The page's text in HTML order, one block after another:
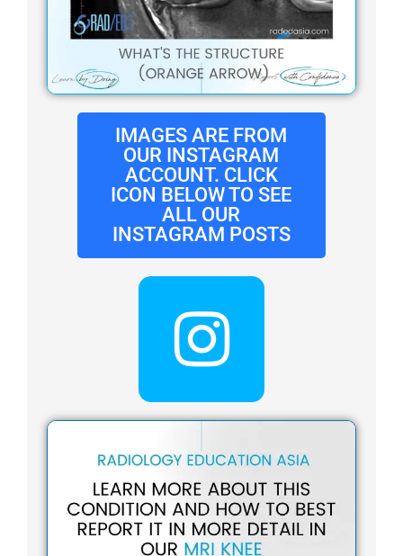
IMAGES ARE FROM
OUR INSTAGRAM
ACCOUNT. CLICK
ICON BELOW TO SEE
ALL OUR
INSTAGRAM POSTS
I
n
t